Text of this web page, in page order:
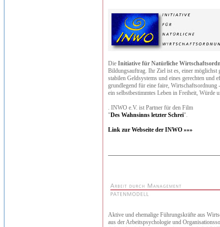
Die Initiative für Natürliche
Bildungsauftrag. Ihr Ziel ist es, einer möglichst
stabilen Geldsystems und eines gerechten und
grundlegend für eine faire,
ein selbstbestimmtes Leben in Freiheit, Würde
. INWO e.V. ist Partner für den Film
"Des Wahnsinns letzter Schrei".
Link zur Webseite der INWO »»»
Aktive und ehemalige Führungskräfte aus
aus der Arbeitspsychologie und